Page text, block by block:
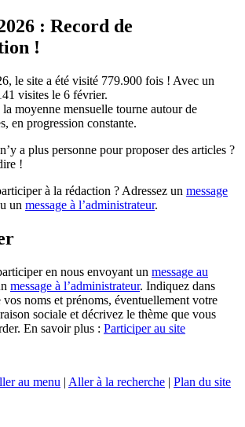
: Record de
!
le site a été visité 779.900 fois ! Avec un
visites le 6 février.
moyenne mensuelle tourne autour de
en progression constante.
a plus personne pour proposer des articles ?
!
à la rédaction ? Adressez un message
un message à l’administrateur.
en nous envoyant un message au
message à l’administrateur. Indiquez dans
vos noms et prénoms, éventuellement votre
sociale et décrivez le thème que vous
En savoir plus : Participer au site
au menu | Aller à la recherche | Plan du site